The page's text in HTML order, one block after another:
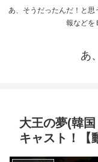
あ、そうだったんだ！と
報などを
あ
大王の夢(韓
キャスト！【